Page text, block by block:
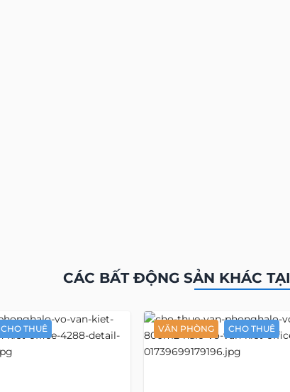
CÁC BẤT ĐỘNG SẢN KHÁC TẠI
CHO THUÊ VĂN PHÒNG CHO THUÊ